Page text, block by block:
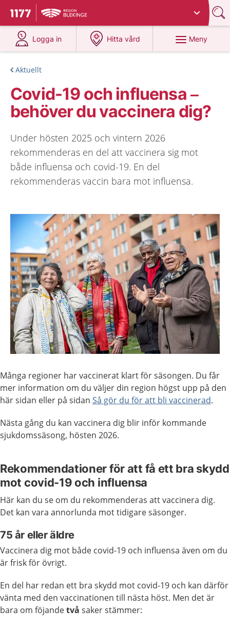
Till startsidan för 1177
Du har valt region
Logga in
på 1177.se
Hitta vård
på 1177.se
Meny
Aktuellt
Covid-19 och influensa –
behöver du vaccinera dig?
Under hösten 2025 och vintern 2026
rekommenderas en del att vaccinera sig mot
både influensa och covid-19. En del
rekommenderas vaccin bara mot influensa.
Många regioner har vaccinerat klart för säsongen. Du får
mer information om du väljer din region högst upp på den
här sidan eller på sidan Så gör du för att bli vaccinerad.
Nästa gång du kan vaccinera dig blir inför kommande
sjukdomssäsong, hösten 2026.
Rekommendationer för att få ett bra skydd
mot covid-19 och influensa
Här kan du se om du rekommenderas att vaccinera dig.
Det kan vara annorlunda mot tidigare säsonger.
75 år eller äldre
Vaccinera dig mot både covid-19 och influensa även om du
är frisk för övrigt.
En del har redan ett bra skydd mot covid-19 och kan därför
vänta med den vaccinationen till nästa höst. Men det är
bara om föjandetvå saker stämmer: